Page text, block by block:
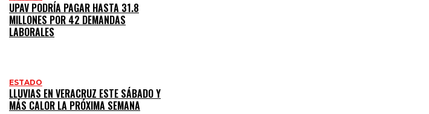
UPAV PODRÍA PAGAR HASTA 31.8
MILLONES POR 42 DEMANDAS
LABORALES
ESTADO
LLUVIAS EN VERACRUZ ESTE SÁBADO Y
MÁS CALOR LA PRÓXIMA SEMANA